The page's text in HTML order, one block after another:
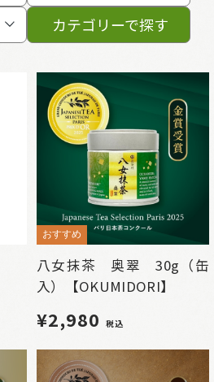
カテゴリーで探す
おすすめ
八女抹茶 奥翠 30g（缶
入）【OKUMIDORI】
¥2,980 税込